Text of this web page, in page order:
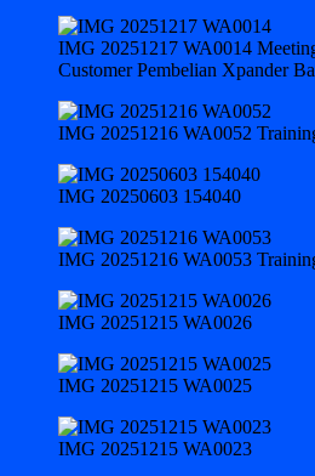
IMG 20251217 WA0014
Customer Pembelian Xpander
IMG 20251216 WA0052
IMG 20250603 154040
IMG 20251216 WA0053
IMG 20251215 WA0026
IMG 20251215 WA0025
IMG 20251215 WA0023